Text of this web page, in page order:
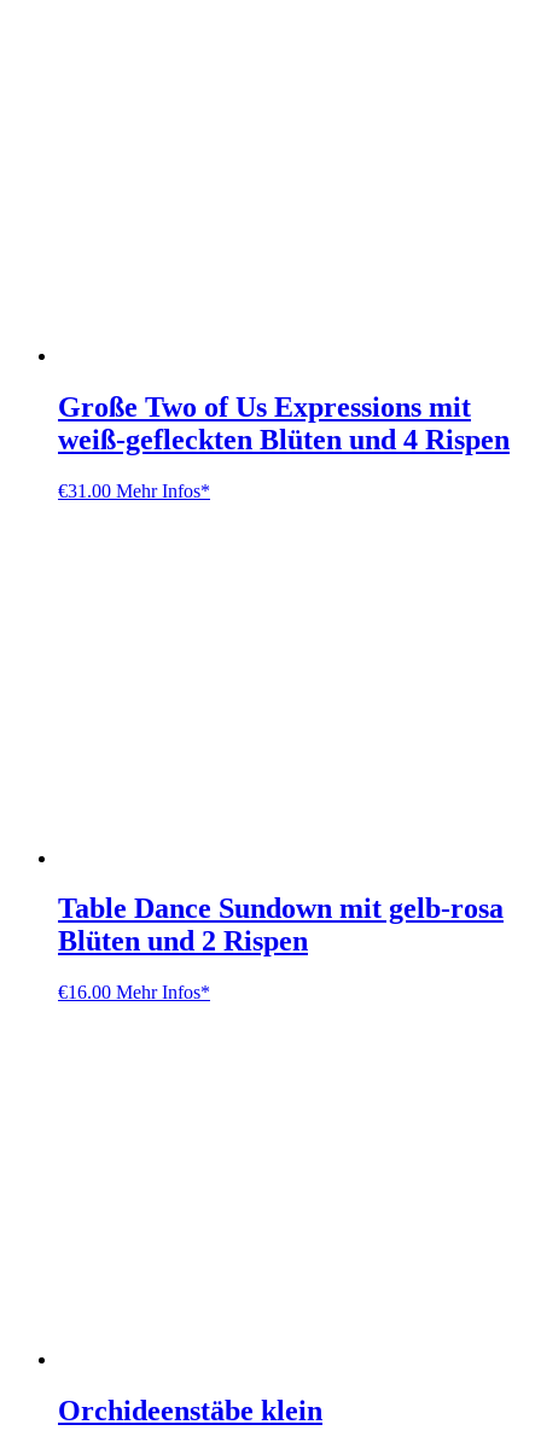
Große Two of Us Expressions mit
weiß-gefleckten Blüten und 4 Rispen
€31.00 Mehr Infos*
Table Dance Sundown mit gelb-rosa
Blüten und 2 Rispen
€16.00 Mehr Infos*
Orchideenstäbe klein